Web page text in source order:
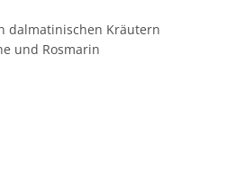
dalmatinischen Kräutern
und Rosmarin